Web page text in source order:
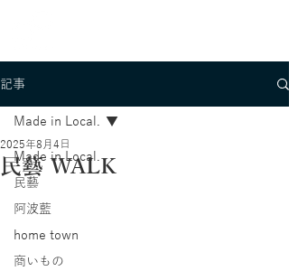
記事
Made in Local.
民藝
阿波藍
home town
商いもの
Made in Local.
民藝 WALK
2025年8月4日